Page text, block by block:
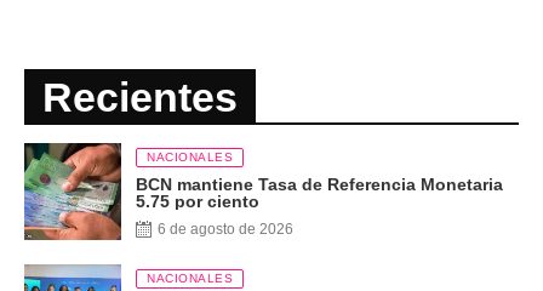
Recientes
NACIONALES
BCN mantiene Tasa de Referencia Monetaria
5.75 por ciento
6 de agosto de 2026
NACIONALES